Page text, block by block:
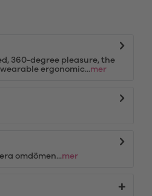
360-degree pleasure, the
ergonomic...mer
omdömen...mer